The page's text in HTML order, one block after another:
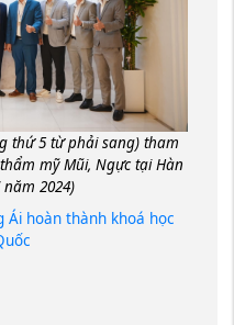
thứ 5 từ phải sang) tham
mỹ Mũi, Ngực tại Hàn
2024)
Ái hoàn thành khoá học